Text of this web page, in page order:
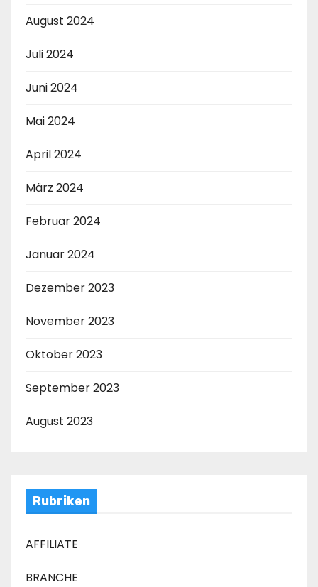
August 2024
Juli 2024
Juni 2024
Mai 2024
April 2024
März 2024
Februar 2024
Januar 2024
Dezember 2023
November 2023
Oktober 2023
September 2023
August 2023
Rubriken
AFFILIATE
BRANCHE